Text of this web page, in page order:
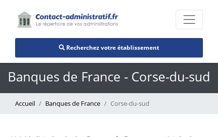
Recherchez votre établissement
Banques de France - Corse-du-sud
Accueil Banques de France Corse-du-sud